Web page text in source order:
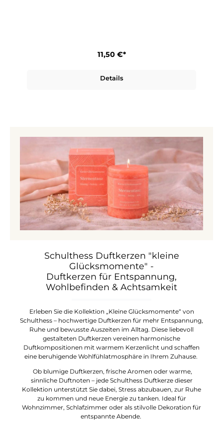
11,50 €*
Details
Schulthess Duftkerzen "kleine
Glücksmomente" -
Duftkerzen für Entspannung,
Wohlbefinden & Achtsamkeit
Erleben Sie die Kollektion „Kleine Glücksmomente“ von
Schulthess – hochwertige Duftkerzen für mehr Entspannung,
Ruhe und bewusste Auszeiten im Alltag. Diese liebevoll
gestalteten Duftkerzen vereinen harmonische
Duftkompositionen mit warmem Kerzenlicht und schaffen
eine beruhigende Wohlfühlatmosphäre in Ihrem Zuhause.
Ob blumige Duftkerzen, frische Aromen oder warme,
sinnliche Duftnoten – jede Schulthess Duftkerze dieser
Kollektion unterstützt Sie dabei, Stress abzubauen, zur Ruhe
zu kommen und neue Energie zu tanken. Ideal für
Wohnzimmer, Schlafzimmer oder als stilvolle Dekoration für
entspannte Abende.